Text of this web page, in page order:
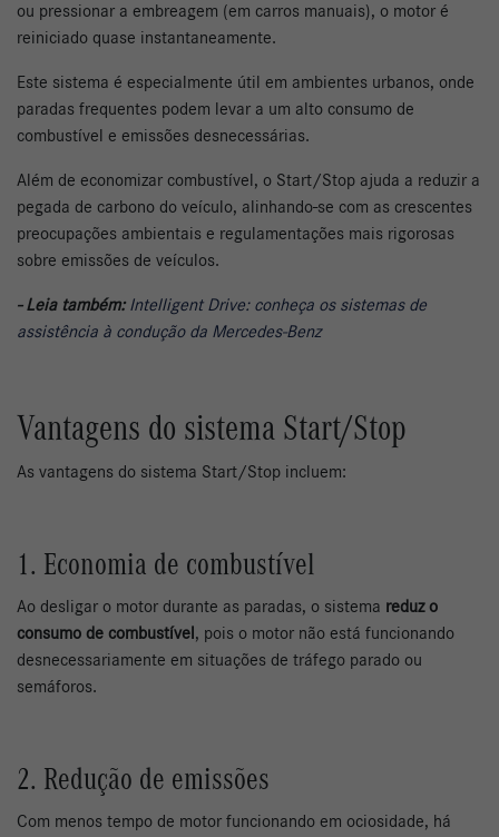
ou pressionar a embreagem (em carros manuais), o motor é
reiniciado quase instantaneamente.
Este sistema é especialmente útil em ambientes urbanos, onde
paradas frequentes podem levar a um alto consumo de
combustível e emissões desnecessárias.
Além de economizar combustível, o Start/Stop ajuda a reduzir a
pegada de carbono do veículo, alinhando-se com as crescentes
preocupações ambientais e regulamentações mais rigorosas
sobre emissões de veículos.
- Leia também: Intelligent Drive: conheça os sistemas de
assistência à condução da Mercedes-Benz
Vantagens do sistema Start/Stop
As vantagens do sistema Start/Stop incluem:
1. Economia de combustível
Ao desligar o motor durante as paradas, o sistema reduz o
consumo de combustível , pois o motor não está funcionando
desnecessariamente em situações de tráfego parado ou
semáforos.
2. Redução de emissões
Com menos tempo de motor funcionando em ociosidade, há